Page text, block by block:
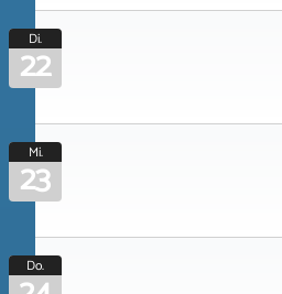
Di.
22
Mi.
23
Do.